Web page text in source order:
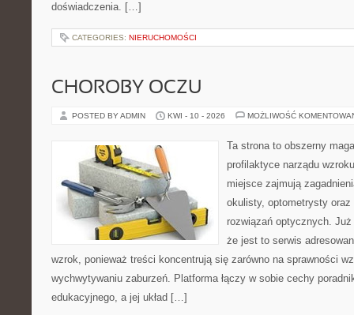
doświadczenia. […]
CATEGORIES: NIERUCHOMOŚCI
CHOROBY OCZU
POSTED BY ADMIN KWI - 10 - 2026 MOŻLIWOŚĆ
Ta strona to obszerny
profilaktyce narządu
miejsce zajmują
okulisty, optometrysty oraz
rozwiązań optycznych.
że jest to serwis
wzrok, ponieważ treści koncentrują się zarówno na sprawności
wychwytywaniu zaburzeń. Platforma łączy w sobie cechy
edukacyjnego, a jej układ […]